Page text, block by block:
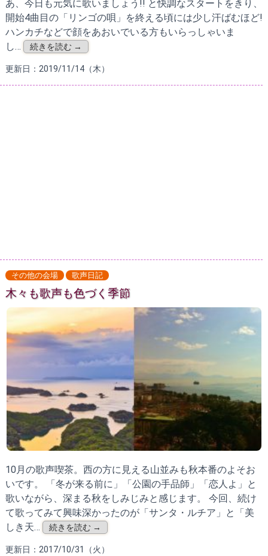
あ、今日も元気に歌いましょう!! と快調なスタートをきり、
開始4曲目の「リンゴの唄」を終える頃には少し汗ばむほど!
ハンカチなどで顔をあおいでいる方もいらっしゃいま
し…
続きを読む →
更新日：2019/11/14（木）
その他の会場 歌声日記
木々も歌声も色づく季節
10月の歌声喫茶。西の方に見える山並みも秋本番のよそお
いです。 「冬が来る前に」「公園の手品師」「恋人よ」と
歌いながら、深まる秋をしみじみと感じます。 今回、続け
て歌ってみて興味深かったのが「サンタ・ルチア」と「美
しき天…
続きを読む →
更新日：2017/10/31（火）